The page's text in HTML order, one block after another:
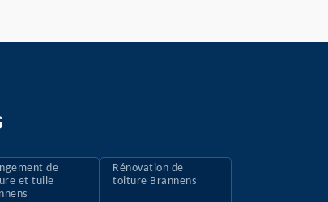
de
et tuile
Rénovation de
toiture Brannens